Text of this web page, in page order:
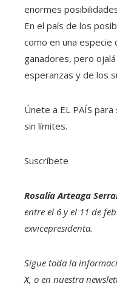
enormes
En el país de los
como en una especie
ganadores, pero
esperanzas y de los
Únete a EL PAÍS
sin límites.
Suscríbete
Rosalía Arteaga
entre el 6 y el 11 de
exvicepresidenta.
Sigue toda la
X, o en nuestra